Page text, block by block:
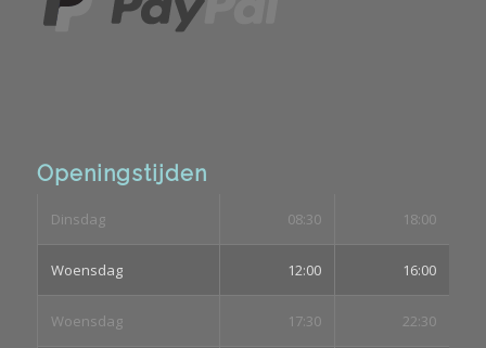
Openingstijden
Dinsdag 08:30 18:00
Woensdag 12:00 16:00
Woensdag 17:30 22:30